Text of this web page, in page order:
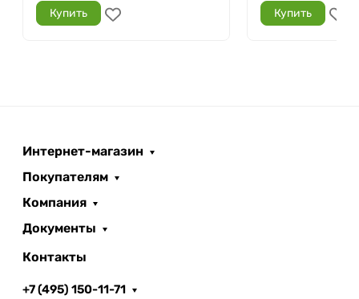
Купить Купить
Интернет-магазин
Покупателям
Компания
Документы
Контакты
+7 (495) 150-11-71